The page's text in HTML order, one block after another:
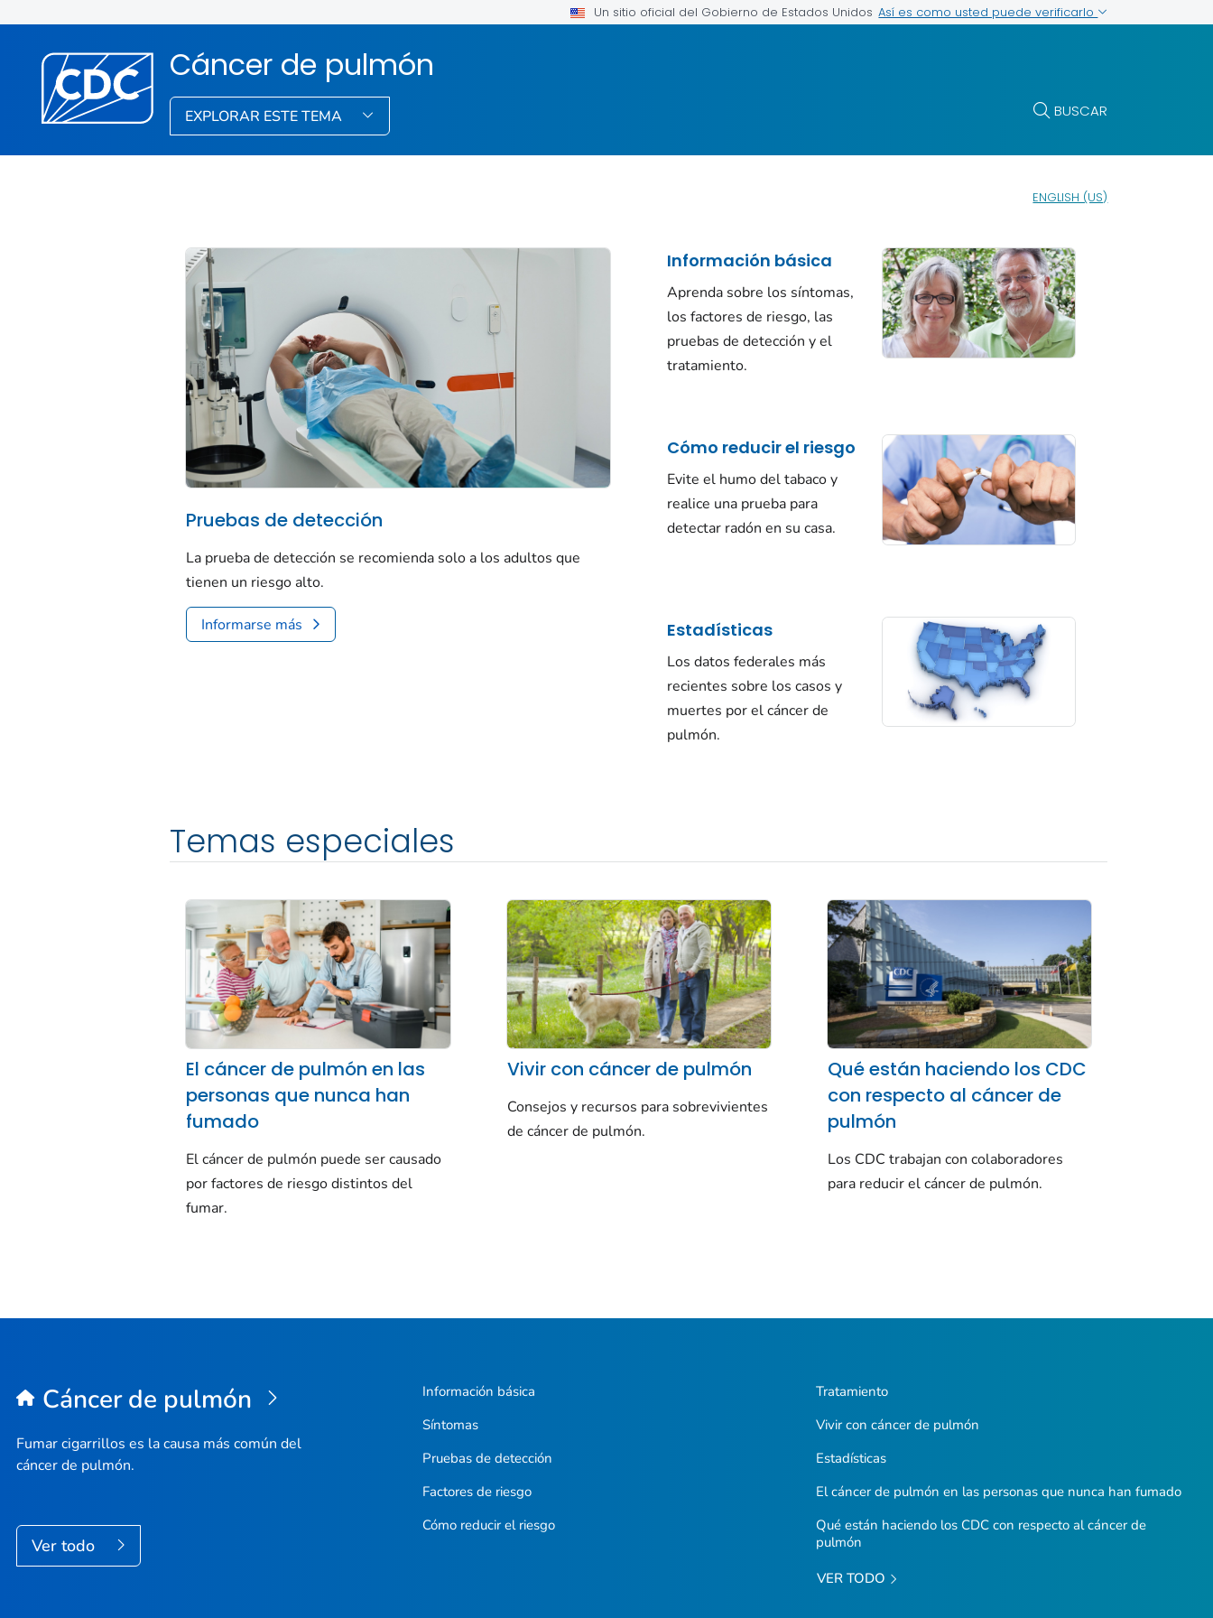
Un sitio oficial del Gobierno de Estados Unidos Así es como usted puede verificarlo
Cáncer de pulmón
EXPLORAR ESTE TEMA BUSCAR
ENGLISH (US)
Pruebas de detección
La prueba de detección se recomienda solo a los adultos que
tienen un riesgo alto.
Informarse más
Información básica
Aprenda sobre los síntomas,
los factores de riesgo, las
pruebas de detección y el
tratamiento.
Cómo reducir el riesgo
Evite el humo del tabaco y
realice una prueba para
detectar radón en su casa.
Estadísticas
Los datos federales más
recientes sobre los casos y
muertes por el cáncer de
pulmón.
Temas especiales
El cáncer de pulmón en las
personas que nunca han
fumado
El cáncer de pulmón puede ser causado
por factores de riesgo distintos del
fumar.
Vivir con cáncer de pulmón
Consejos y recursos para sobrevivientes
de cáncer de pulmón.
Qué están haciendo los CDC
con respecto al cáncer de
pulmón
Los CDC trabajan con colaboradores
para reducir el cáncer de pulmón.
Cáncer de pulmón
Fumar cigarrillos es la causa más común del
cáncer de pulmón.
Ver todo
Información básica
Síntomas
Pruebas de detección
Factores de riesgo
Cómo reducir el riesgo
Tratamiento
Vivir con cáncer de pulmón
Estadísticas
El cáncer de pulmón en las personas que nunca han fumado
Qué están haciendo los CDC con respecto al cáncer de
pulmón
VER TODO